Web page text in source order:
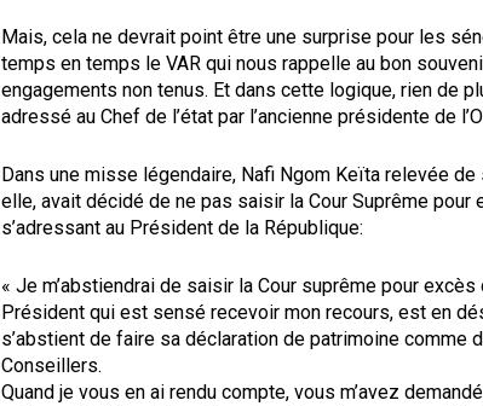
Mais, cela ne devrait point être une surprise pour les
temps en temps le VAR qui nous rappelle au bon
engagements non tenus. Et dans cette logique, rien de
adressé au Chef de l’état par l’ancienne présidente de
Dans une misse légendaire, Nafi Ngom Keïta relevée
elle, avait décidé de ne pas saisir la Cour Suprême pour
s’adressant au Président de la République:
« Je m’abstiendrai de saisir la Cour suprême pour
Président qui est sensé recevoir mon recours, est en
s’abstient de faire sa déclaration de patrimoine comme
Conseillers.
Quand je vous en ai rendu compte, vous m’avez